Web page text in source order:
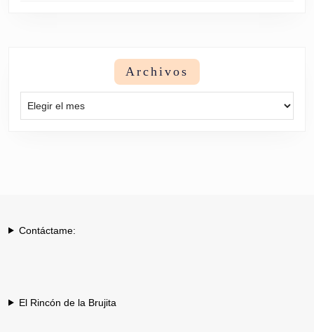
Archivos
Contáctame:
El Rincón de la Brujita